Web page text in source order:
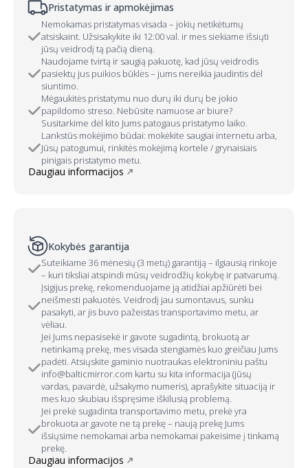
Pristatymas ir apmokėjimas
Nemokamas pristatymas visada – jokių netikėtumų
atsiskaint. Užsisakykite iki 12:00 val. ir mes siekiame išsiųti
jūsų veidrodį tą pačią dieną.
Naudojame tvirtą ir saugią pakuotę, kad jūsų veidrodis
pasiektų jus puikios būklės – jums nereikia jaudintis dėl
siuntimo.
Mėgaukitės pristatymu nuo durų iki durų be jokio
papildomo streso. Nebūsite namuose ar biure?
Susitarkime dėl kito Jums patogaus pristatymo laiko.
Lankstūs mokėjimo būdai: mokėkite saugiai internetu arba,
Jūsų patogumui, rinkitės mokėjimą kortele / grynaisiais
pinigais pristatymo metu.
Daugiau informacijos
Kokybės garantija
Suteikiame 36 mėnesių (3 metų) garantiją – ilgiausią rinkoje
– kuri tiksliai atspindi mūsų veidrodžių kokybę ir patvarumą.
Įsigijus prekę, rekomenduojame ją atidžiai apžiūrėti bei
neišmesti pakuotės. Veidrodį jau sumontavus, sunku
pasakyti, ar jis buvo pažeistas transportavimo metu, ar
vėliau.
Jei Jums nepasisekė ir gavote sugadintą, brokuotą ar
netinkamą prekę, mes visada stengiamės kuo greičiau Jums
padėti. Atsiųskite gaminio nuotraukas elektroniniu paštu
info@balticmirror.com kartu su kita informacija (jūsų
vardas, pavardė, užsakymo numeris), aprašykite situaciją ir
mes kuo skubiau išspręsime iškilusią problemą.
Jei prekė sugadinta transportavimo metu, prekė yra
brokuota ar gavote ne tą prekę – naują prekę Jums
išsiųsime nemokamai arba nemokamai pakeisime į tinkamą
prekę.
Daugiau informacijos